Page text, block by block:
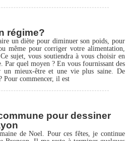
régime?
un diète pour diminuer son poids, pour
même pour corriger votre alimentation,
sujet, vous soutiendra à vous choisir en
Par quel moyen ? En vous fournissant des
un mieux-être et une vie plus saine. De
Pour commencer, il est
pour dessiner
de Noel. Pour ces fêtes, je continue